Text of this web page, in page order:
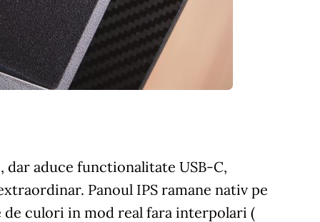
dar aduce functionalitate USB-C,
Panoul IPS ramane nativ pe
de culori in mod real fara interpolari (